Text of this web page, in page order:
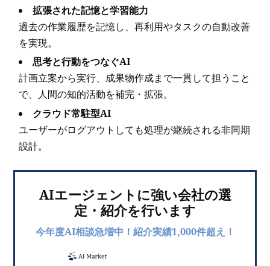
拡張された記憶と学習能力
過去の作業履歴を記憶し、再利用やタスクの自動改善
を実現。
思考と行動をつなぐAI
計画立案から実行、成果物作成まで一貫して担うこと
で、人間の知的活動を補完・拡張。
クラウド常駐型AI
ユーザーがログアウトしても処理が継続される非同期
設計。
AIエージェントに強い会社の選
定・紹介を行います
今年度AI相談急増中！紹介実績1,000件超え！